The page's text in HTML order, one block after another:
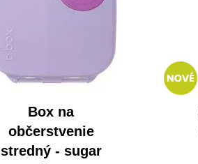
Box na
občerstvenie
stredný - sugar